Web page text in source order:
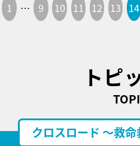
1 … 9 10 11 12 13 14
トピ
クロスロード ～救